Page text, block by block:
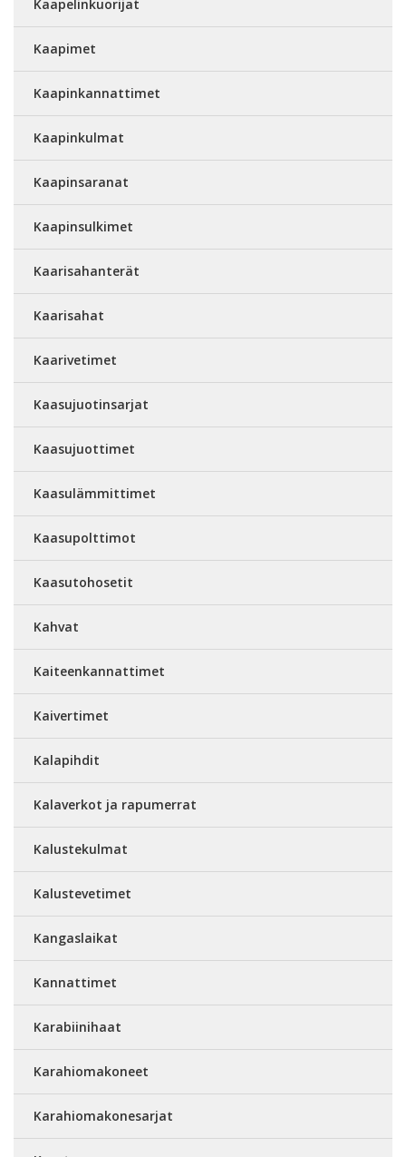
Kaapelinkuorijat
Kaapimet
Kaapinkannattimet
Kaapinkulmat
Kaapinsaranat
Kaapinsulkimet
Kaarisahanterät
Kaarisahat
Kaarivetimet
Kaasujuotinsarjat
Kaasujuottimet
Kaasulämmittimet
Kaasupolttimot
Kaasutohosetit
Kahvat
Kaiteenkannattimet
Kaivertimet
Kalapihdit
Kalaverkot ja rapumerrat
Kalustekulmat
Kalustevetimet
Kangaslaikat
Kannattimet
Karabiinihaat
Karahiomakoneet
Karahiomakonesarjat